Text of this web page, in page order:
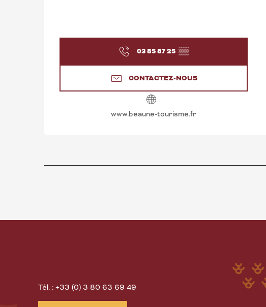
03 85 87 25 ▒▒
CONTACTEZ-NOUS
www.beaune-tourisme.fr
Tél. : +33 (0) 3 80 63 69 49